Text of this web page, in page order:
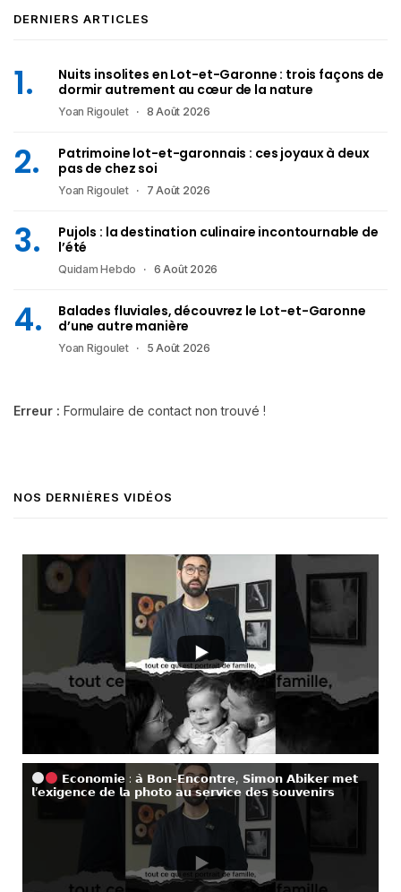
DERNIERS ARTICLES
Nuits insolites en Lot-et-Garonne : trois façons de
dormir autrement au cœur de la nature
Yoan Rigoulet 8 Août 2026
Patrimoine lot-et-garonnais : ces joyaux à deux
pas de chez soi
Yoan Rigoulet 7 Août 2026
Pujols : la destination culinaire incontournable de
l’été
Quidam Hebdo 6 Août 2026
Balades fluviales, découvrez le Lot-et-Garonne
d’une autre manière
Yoan Rigoulet 5 Août 2026
Erreur : Formulaire de contact non trouvé !
NOS DERNIÈRES VIDÉOS
𝗘𝗰𝗼𝗻𝗼𝗺𝗶𝗲 : 𝗮̀ 𝗕𝗼𝗻-𝗘𝗻𝗰𝗼𝗻𝘁𝗿𝗲, 𝗦𝗶𝗺𝗼𝗻 𝗔𝗯𝗶𝗸𝗲𝗿 𝗺𝗲𝘁
𝗹’𝗲𝘅𝗶𝗴𝗲𝗻𝗰𝗲 𝗱𝗲 𝗹𝗮 𝗽𝗵𝗼𝘁𝗼 𝗮𝘂 𝘀𝗲𝗿𝘃𝗶𝗰𝗲 𝗱𝗲𝘀 𝘀𝗼𝘂𝘃𝗲𝗻𝗶𝗿𝘀